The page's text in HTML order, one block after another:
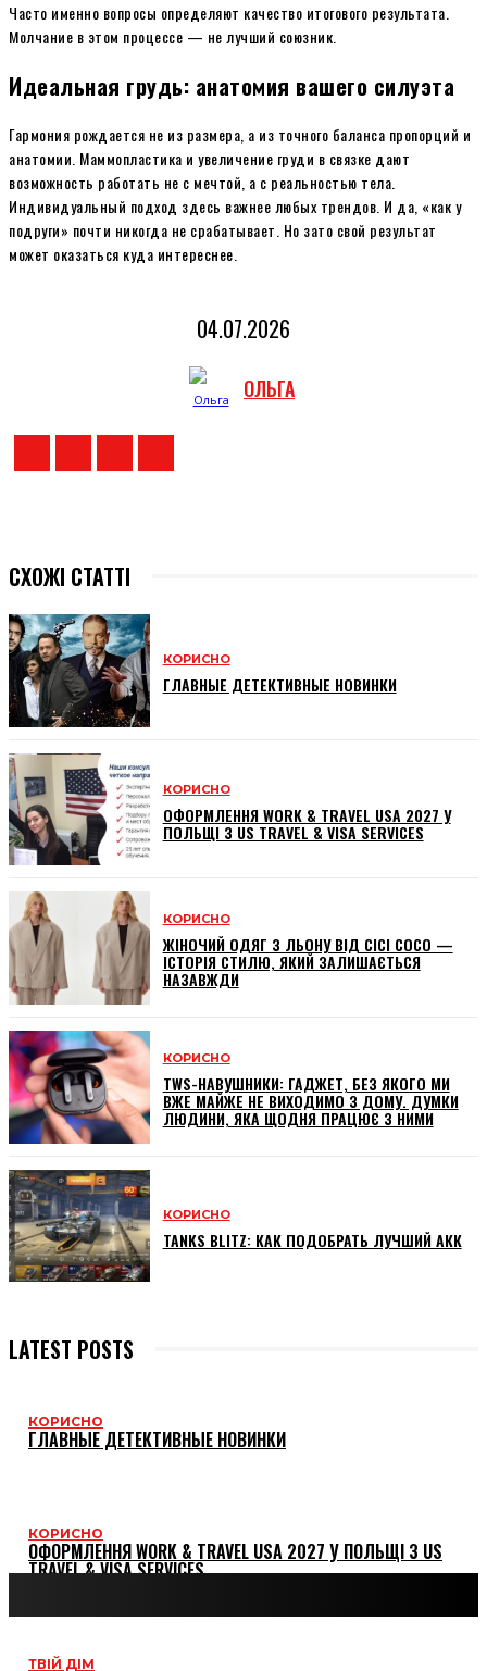
Часто именно вопросы определяют качество итогового результата.
Молчание в этом процессе — не лучший союзник.
Идеальная грудь: анатомия вашего силуэта
Гармония рождается не из размера, а из точного баланса пропорций и
анатомии. Маммопластика и увеличение груди в связке дают
возможность работать не с мечтой, а с реальностью тела.
Индивидуальный подход здесь важнее любых трендов. И да, «как у
подруги» почти никогда не срабатывает. Но зато свой результат
может оказаться куда интереснее.
04.07.2026
ОЛЬГА
СХОЖІ СТАТТІ
КОРИСНО
ГЛАВНЫЕ ДЕТЕКТИВНЫЕ НОВИНКИ
КОРИСНО
ОФОРМЛЕННЯ WORK & TRAVEL USA 2027 У
ПОЛЬЩІ З US TRAVEL & VISA SERVICES
КОРИСНО
ЖІНОЧИЙ ОДЯГ З ЛЬОНУ ВІД CICI COCO —
ІСТОРІЯ СТИЛЮ, ЯКИЙ ЗАЛИШАЄТЬСЯ
НАЗАВЖДИ
КОРИСНО
TWS-НАВУШНИКИ: ГАДЖЕТ, БЕЗ ЯКОГО МИ
ВЖЕ МАЙЖЕ НЕ ВИХОДИМО З ДОМУ. ДУМКИ
ЛЮДИНИ, ЯКА ЩОДНЯ ПРАЦЮЄ З НИМИ
КОРИСНО
TANKS BLITZ: КАК ПОДОБРАТЬ ЛУЧШИЙ АКК
LATEST POSTS
КОРИСНО
ГЛАВНЫЕ ДЕТЕКТИВНЫЕ НОВИНКИ
КОРИСНО
ОФОРМЛЕННЯ WORK & TRAVEL USA 2027 У ПОЛЬЩІ З US
TRAVEL & VISA SERVICES
ТВІЙ ДІМ